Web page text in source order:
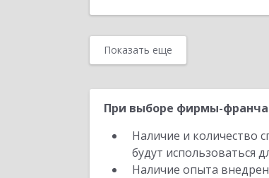
Показать еще
При выборе фирмы-
Наличие и количество
будут использоваться
Наличие опыта